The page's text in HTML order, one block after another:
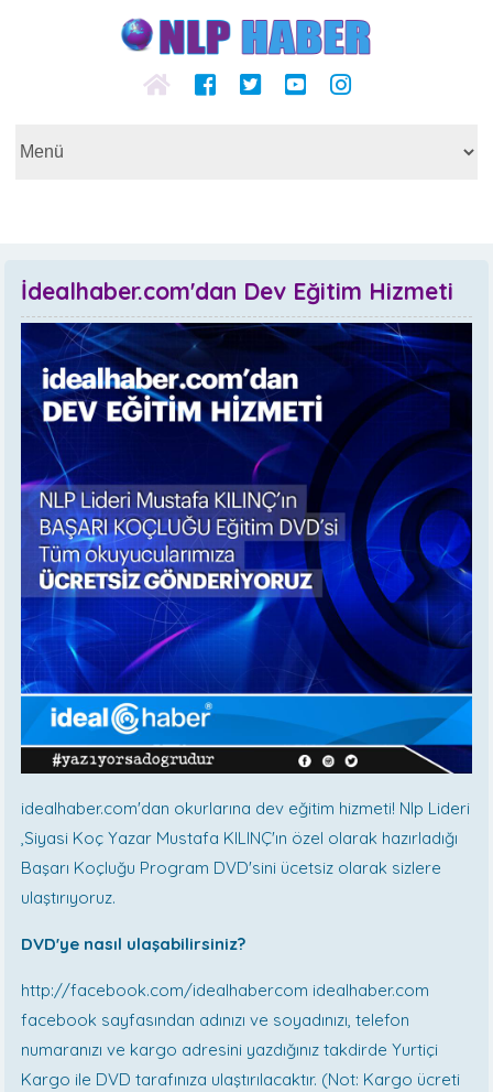
İdealhaber.com'dan Dev Eğitim Hizmeti
idealhaber.com'dan okurlarına dev eğitim hizmeti! Nlp Lideri
,Siyasi Koç Yazar Mustafa KILINÇ'ın özel olarak hazırladığı
Başarı Koçluğu Program DVD'sini ücetsiz olarak sizlere
ulaştırıyoruz.
DVD'ye nasıl ulaşabilirsiniz?
http://facebook.com/idealhabercom idealhaber.com
facebook sayfasından adınızı ve soyadınızı, telefon
numaranızı ve kargo adresini yazdığınız takdirde Yurtiçi
Kargo ile DVD tarafınıza ulaştırılacaktır. (Not: Kargo ücreti